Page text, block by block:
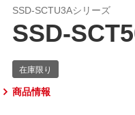
SSD-SCTU3Aシリーズ
SSD-
商品情報